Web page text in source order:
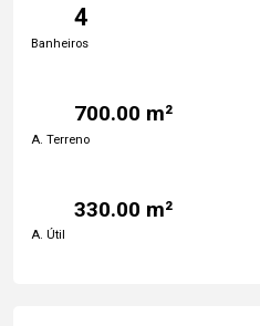
4
Banheiros
700.00 m²
A. Terreno
330.00 m²
A. Útil